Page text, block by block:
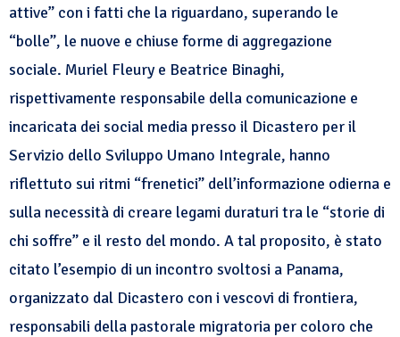
attive” con i fatti che la riguardano, superando le
“bolle”, le nuove e chiuse forme di aggregazione
sociale. Muriel Fleury e Beatrice Binaghi,
rispettivamente responsabile della comunicazione e
incaricata dei social media presso il Dicastero per il
Servizio dello Sviluppo Umano Integrale, hanno
riflettuto sui ritmi “frenetici” dell’informazione odierna e
sulla necessità di creare legami duraturi tra le “storie di
chi soffre” e il resto del mondo. A tal proposito, è stato
citato l’esempio di un incontro svoltosi a Panama,
organizzato dal Dicastero con i vescovi di frontiera,
responsabili della pastorale migratoria per coloro che